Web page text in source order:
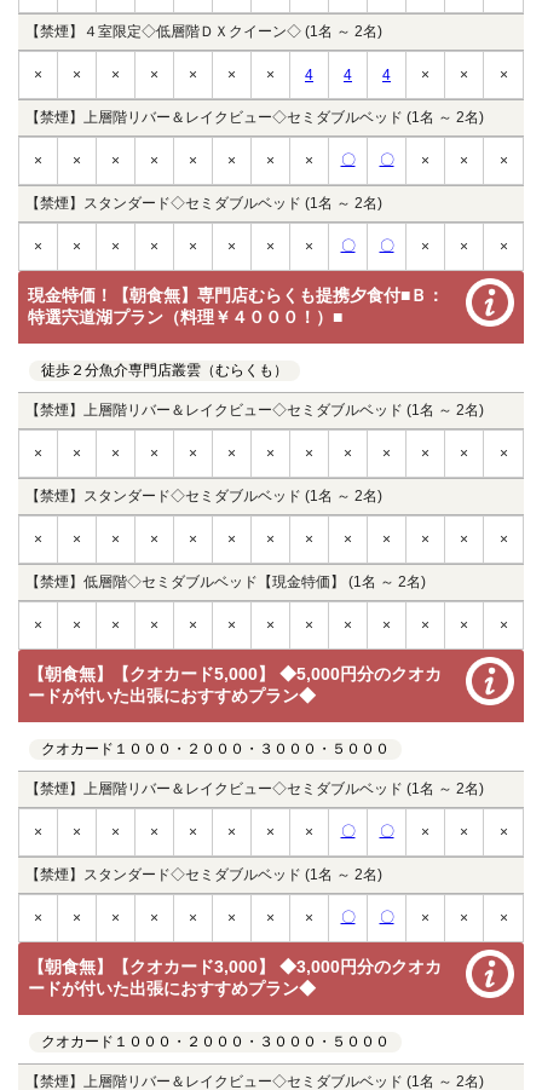
【禁煙】４室限定◇低層階ＤＸクイーン◇ (1名 ～ 2名)
× × × × × × × 4 4 4 × × ×
【禁煙】上層階リバー＆レイクビュー◇セミダブルベッド (1名 ～ 2名)
× × × × × × × × 〇 〇 × × ×
【禁煙】スタンダード◇セミダブルベッド (1名 ～ 2名)
× × × × × × × × 〇 〇 × × ×
現金特価！【朝食無】専門店むらくも提携夕食付■Ｂ：
特選宍道湖プラン（料理￥４０００！）■
徒歩２分魚介専門店叢雲（むらくも）
【禁煙】上層階リバー＆レイクビュー◇セミダブルベッド (1名 ～ 2名)
× × × × × × × × × × × × ×
【禁煙】スタンダード◇セミダブルベッド (1名 ～ 2名)
× × × × × × × × × × × × ×
【禁煙】低層階◇セミダブルベッド【現金特価】 (1名 ～ 2名)
× × × × × × × × × × × × ×
【朝食無】【クオカード5,000】 ◆5,000円分のクオカ
ードが付いた出張におすすめプラン◆
クオカード１０００・２０００・３０００・５０００
【禁煙】上層階リバー＆レイクビュー◇セミダブルベッド (1名 ～ 2名)
× × × × × × × × 〇 〇 × × ×
【禁煙】スタンダード◇セミダブルベッド (1名 ～ 2名)
× × × × × × × × 〇 〇 × × ×
【朝食無】【クオカード3,000】 ◆3,000円分のクオカ
ードが付いた出張におすすめプラン◆
クオカード１０００・２０００・３０００・５０００
【禁煙】上層階リバー＆レイクビュー◇セミダブルベッド (1名 ～ 2名)